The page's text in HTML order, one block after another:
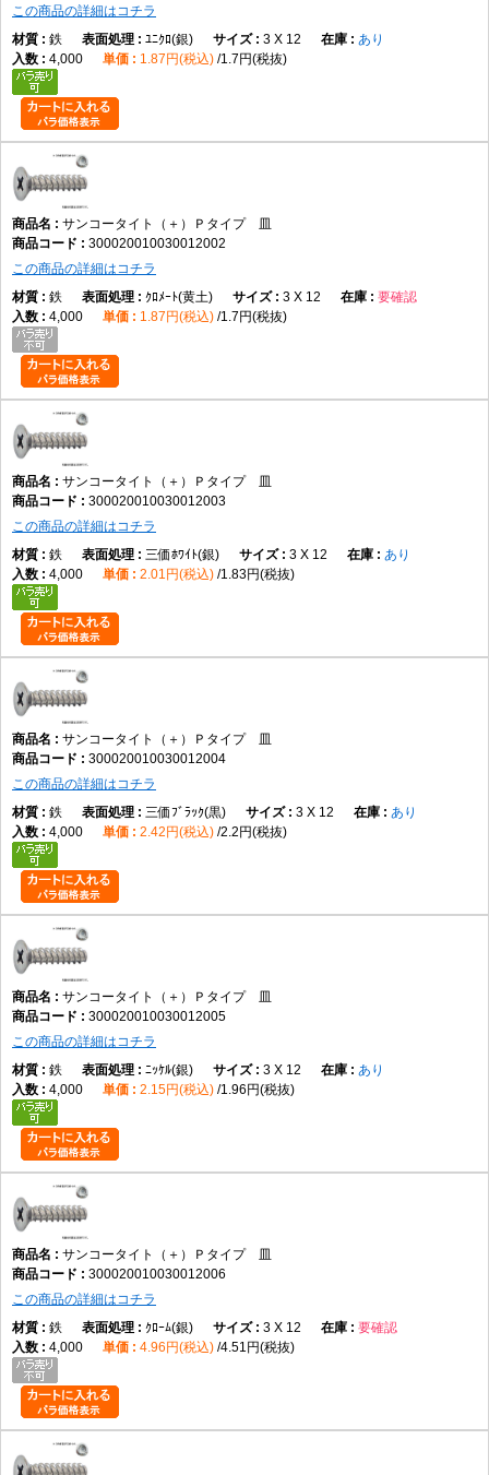
この商品の詳細はコチラ
鉄
ﾕﾆｸﾛ(銀) 3 X 12
あり
4,000
1.87円(税込) 1.7円(税抜)
サンコータイト（＋）Ｐタイプ 皿
300020010030012002
この商品の詳細はコチラ
鉄
ｸﾛﾒｰﾄ(黄土) 3 X 12
要確認
4,000
1.87円(税込) 1.7円(税抜)
サンコータイト（＋）Ｐタイプ 皿
300020010030012003
この商品の詳細はコチラ
鉄
三価ﾎﾜｲﾄ(銀) 3 X 12
あり
4,000
2.01円(税込) 1.83円(税抜)
サンコータイト（＋）Ｐタイプ 皿
300020010030012004
この商品の詳細はコチラ
鉄
三価ﾌﾞﾗｯｸ(黒) 3 X 12
あり
4,000
2.42円(税込) 2.2円(税抜)
サンコータイト（＋）Ｐタイプ 皿
300020010030012005
この商品の詳細はコチラ
鉄
ﾆｯｹﾙ(銀) 3 X 12
あり
4,000
2.15円(税込) 1.96円(税抜)
サンコータイト（＋）Ｐタイプ 皿
300020010030012006
この商品の詳細はコチラ
鉄
ｸﾛｰﾑ(銀) 3 X 12
要確認
4,000
4.96円(税込) 4.51円(税抜)